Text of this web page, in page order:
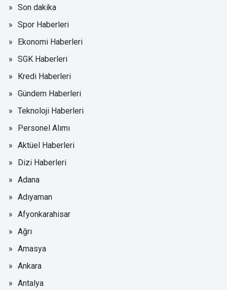
Son dakika
Spor Haberleri
Ekonomi Haberleri
SGK Haberleri
Kredi Haberleri
Gündem Haberleri
Teknoloji Haberleri
Personel Alımı
Aktüel Haberleri
Dizi Haberleri
Adana
Adıyaman
Afyonkarahisar
Ağrı
Amasya
Ankara
Antalya